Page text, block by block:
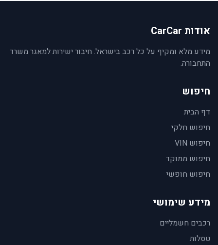
אודות CarCar
מידע מלא ומקיף על כל רכב בישראל. חיבור ישירות למאגר משרד
התחבורה.
חיפוש
דף הבית
חיפוש חלקי
חיפוש VIN
חיפוש ממוקד
חיפוש חופשי
מידע שימושי
רכבים חשמליים
טסלות